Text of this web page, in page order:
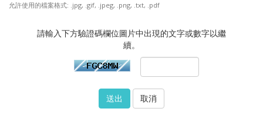
允許使用的檔案格式: .jpg, .gif, .jpeg, .png, .txt, .pdf
請輸入下方驗證碼欄位圖片中出現的文字或數字以繼
續。
取消